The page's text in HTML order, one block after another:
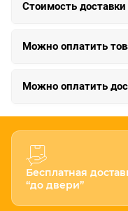
Стоимость доставки
Можно оплатить
Можно оплатить
Бесплатная
“до двери”